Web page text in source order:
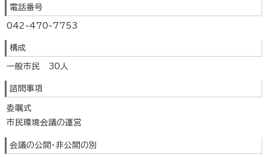
電話番号
042-470-7753
構成
一般市民 30人
諮問事項
委嘱式
市民環境会議の運営
会議の公開・非公開の別